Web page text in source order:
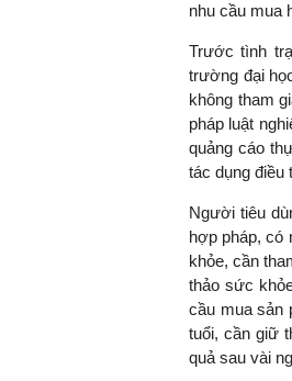
nhu cầu mua
Trước tình
trường đại
không tham
pháp luật
quảng cáo
tác dụng điều
Người tiêu
hợp pháp, có
khỏe, cần
thảo sức
cầu mua sản
tuổi, cần giữ
quả sau vài